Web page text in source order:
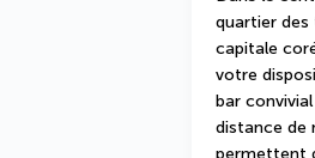
quartier des
capitale
votre
bar
distance de
permettent